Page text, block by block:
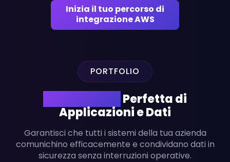
Inizia il tuo percorso di
integrazione AWS
PORTFOLIO
Perfetta di
Applicazioni e Dati
Garantisci che tutti i sistemi della tua azienda
comunichino efficacemente e condividano dati in
sicurezza senza interruzioni operative.